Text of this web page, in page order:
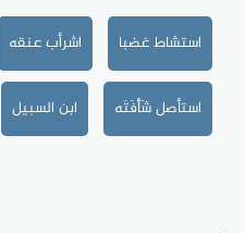
استشاط غضبا اشرأب عنقه
استأصل شَأْفَتَه ابن السبيل